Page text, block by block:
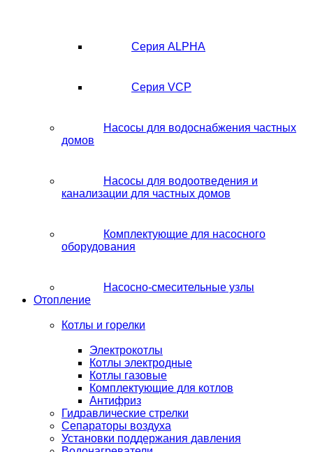
Серия ALPHA
Серия VCP
Насосы для водоснабжения частных
домов
Насосы для водоотведения и
канализации для частных домов
Комплектующие для насосного
оборудования
Насосно-смесительные узлы
Отопление
Котлы и горелки
Электрокотлы
Котлы электродные
Котлы газовые
Комплектующие для котлов
Антифриз
Гидравлические стрелки
Сепараторы воздуха
Установки поддержания давления